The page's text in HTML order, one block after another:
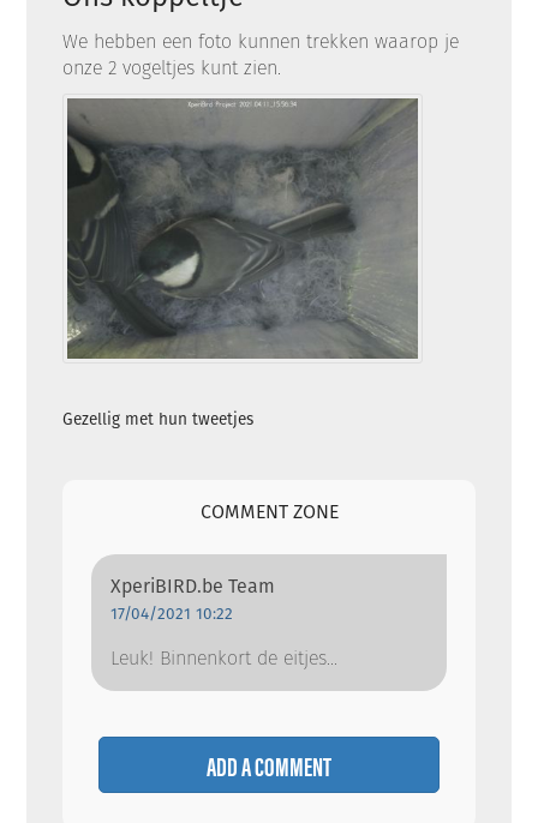
We hebben een foto kunnen trekken waarop je
onze 2 vogeltjes kunt zien.
Gezellig met hun tweetjes
COMMENT ZONE
XperiBIRD.be Team
17/04/2021 10:22
Leuk! Binnenkort de eitjes...
ADD A COMMENT